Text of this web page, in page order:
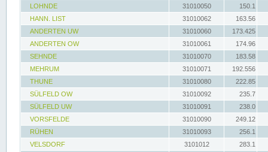
LOHNDE
31010050
150.1
HANN. LIST
31010062
163.56
ANDERTEN UW
31010060
173.425
ANDERTEN OW
31010061
174.96
SEHNDE
31010070
183.58
MEHRUM
31010071
192.556
THUNE
31010080
222.85
SÜLFELD OW
31010092
235.7
SÜLFELD UW
31010091
238.0
VORSFELDE
31010090
249.12
RÜHEN
31010093
256.1
VELSDORF
3101012
283.1